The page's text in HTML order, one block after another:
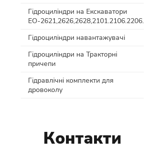
Гідроциліндри на Екскаватори
ЕО-2621,2626,2628,2101.2106.2206.
Гідроциліндри навантажувачі
Гідроциліндри на Тракторні
причепи
Гідравлічні комплекти для
дровоколу
Контакти